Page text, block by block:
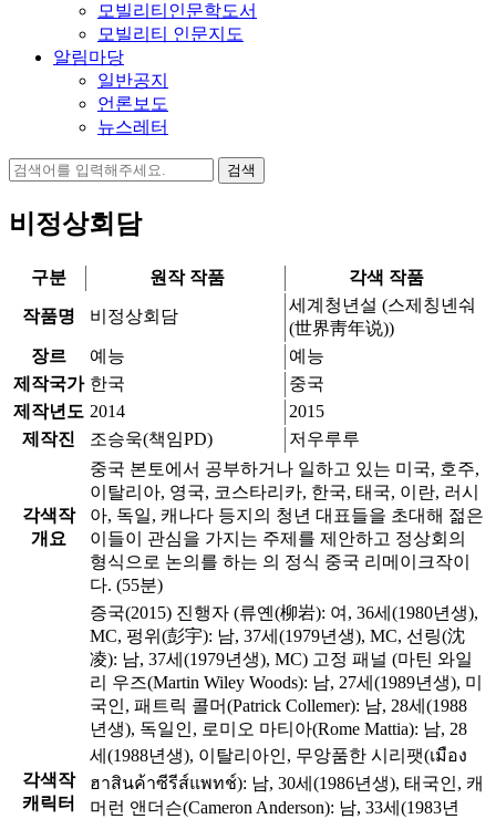
모빌리티인문학도서
모빌리티 인문지도
알림마당
일반공지
언론보도
뉴스레터
검
비정상회담
구분 원작 작품 각색 작품
작품명 비정상회담
세계청년설 (스제칭녠숴
(世界靑年说))
장르
예능
예능
제작국가 한국
중국
제작년도 2014
2015
제작진
조승욱(책임PD) 저우루루
각색작
개요
중국 본토에서 공부하거나 일하고 있는 미국, 호주,
이탈리아, 영국, 코스타리카, 한국, 태국, 이란, 러시
아, 독일, 캐나다 등지의 청년 대표들을 초대해 젊은
이들이 관심을 가지는 주제를 제안하고 정상회의
형식으로 논의를 하는 의 정식 중국 리메이크작이
다. (55분)
각색작
캐릭터
증국(2015) 진행자 (류옌(柳岩): 여, 36세(1980년생),
MC, 펑위(彭宇): 남, 37세(1979년생), MC, 선링(沈
凌): 남, 37세(1979년생), MC) 고정 패널 (마틴 와일
리 우즈(Martin Wiley Woods): 남, 27세(1989년생), 미
국인, 패트릭 콜머(Patrick Collemer): 남, 28세(1988
년생), 독일인, 로미오 마티아(Rome Mattia): 남, 28
세(1988년생), 이탈리아인, 무앙품한 시리팻(เมือง
ฮาสินค้าซีรีส์แพทช์): 남, 30세(1986년생), 태국인, 캐
머런 앤더슨(Cameron Anderson): 남, 33세(1983년